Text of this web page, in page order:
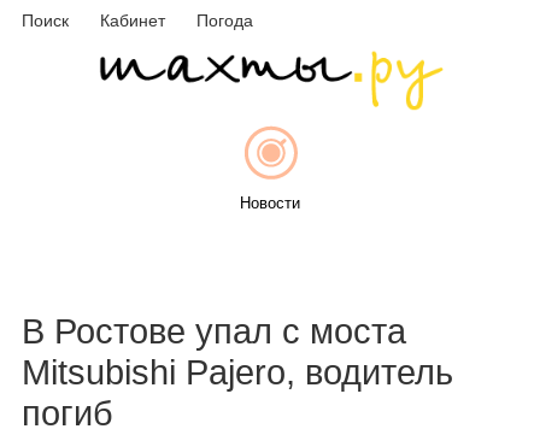
Поиск Кабинет Погода
Новости
В Ростове упал с моста
Mitsubishi Pajero, водитель
погиб